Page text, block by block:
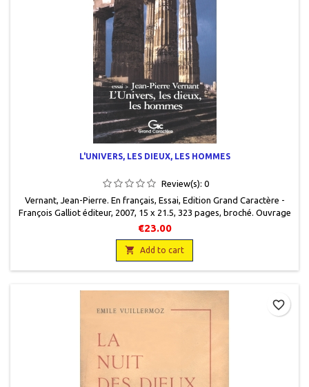
L'UNIVERS, LES DIEUX, LES HOMMES
Review(s): 0
Vernant, Jean-Pierre. En français, Essai, Edition Grand Caractère -
François Galliot éditeur, 2007, 15 x 21.5, 323 pages, broché. Ouvrage
publié en lettres agrandies (corps 16) pour offrir un meilleur confort
€23.00
 Add to cart
favorite_border